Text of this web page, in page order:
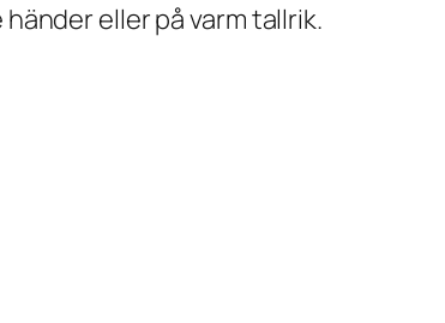
eller på varm tallrik.